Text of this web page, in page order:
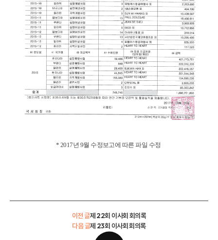
* 2017년 9월 수정보고에 따른 파일 수정
이전 글제 22회 이사회 회의록
제 23회 이사회 회의록
다음 글